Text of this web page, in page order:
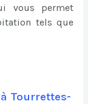
vous permet
tels que
Tourrettes-